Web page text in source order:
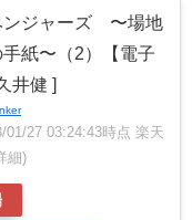
ンジャーズ 〜場地
紙〜（2）【電子
井健 ]
01/27 03:24:43時点 楽天
細)